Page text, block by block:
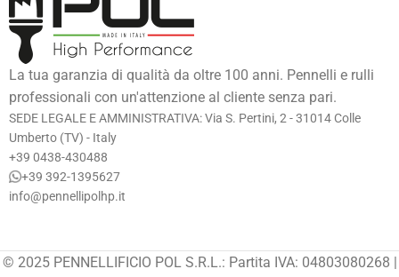
La tua garanzia di qualità da oltre 100 anni. Pennelli e rulli
professionali con un'attenzione al cliente senza pari.
SEDE LEGALE E AMMINISTRATIVA: Via S. Pertini, 2 - 31014 Colle
Umberto (TV) - Italy
+39 0438-430488
+39 392-1395627
info@pennellipolhp.it
© 2025 PENNELLIFICIO POL S.R.L.: Partita IVA: 04803080268 |